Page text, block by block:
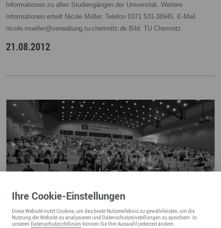
Informationen zu allen Studiengängen der Universität. Weitere
Informationen erteilt Nicole Müller, Telefon 0371 531-38945, E-Mail
nicole.mueller@verwaltung.tu-chemnitz.de Bild: TU Chemnitz
21.08.2012
Ihre Cookie-Einstellungen
DieseWebsitenutzt Cookies, um das beste Nutzererlebnis zu gewährleisten, um die
Nutzung derWebsitezu analysieren und Datenschutzeinstellungen zu speichern. In
unseren Datenschutzrichtlinien können Sie Ihre Auswahl jederzeit ändern.